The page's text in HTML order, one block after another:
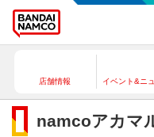
店舗情報 イベント&ニ
namcoアカマ